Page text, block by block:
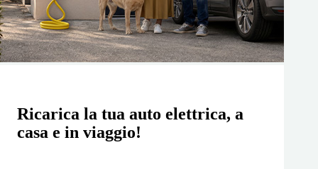
Ricarica la tua auto elettrica, a
casa e in viaggio!